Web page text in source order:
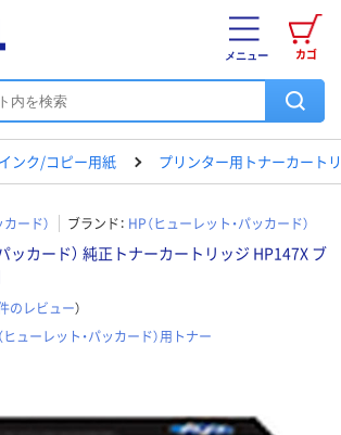
カゴ
メニュー
ンク/コピー用紙 プリンター用トナーカート
ード） ブランド： HP（ヒューレット・パッカード）
ッカード） 純正トナーカートリッジ HP147X ブ
のレビュー）
ヒューレット・パッカード）用トナー